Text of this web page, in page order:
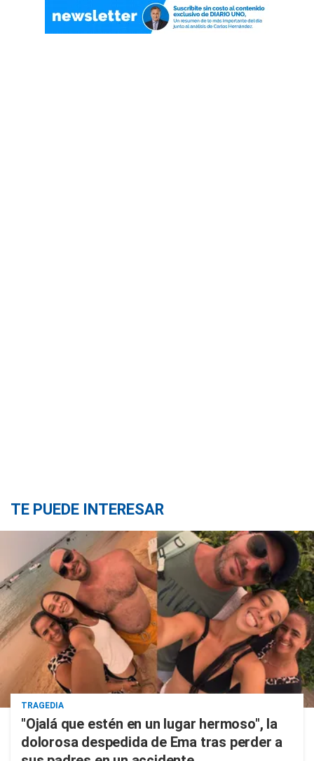
TE PUEDE INTERESAR
TRAGEDIA
"Ojalá que estén en un lugar hermoso", la
dolorosa despedida de Ema tras perder a